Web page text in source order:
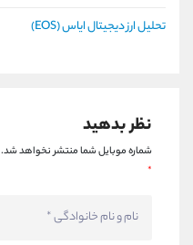
تحلیل ارز دیجیتال ایاس (EOS)
نظر بدهید
شماره موبایل شما منتشر نخواهد شد.
*